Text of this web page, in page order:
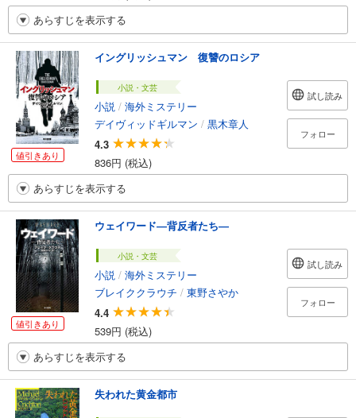
あらすじを表示する
値引きあり
イングリッシュマン 復讐のロシア
小説・文芸
小説 / 海外ミステリー
デイヴィッドギルマン / 黒木章人
4.3
836円 (税込)
試し読み
フォロー
あらすじを表示する
値引きあり
ウェイワード―背反者たち―
小説・文芸
小説 / 海外ミステリー
ブレイククラウチ / 東野さやか
4.4
539円 (税込)
試し読み
フォロー
あらすじを表示する
失われた黄金都市